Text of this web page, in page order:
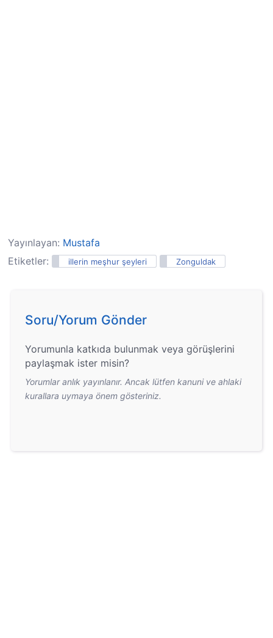
Yayınlayan: Mustafa
Etiketler:
illerin meşhur şeyleri Zonguldak
Soru/Yorum Gönder
Yorumunla katkıda bulunmak veya görüşlerini
paylaşmak ister misin?
Yorumlar anlık yayınlanır. Ancak lütfen kanuni ve ahlaki
kurallara uymaya önem gösteriniz.